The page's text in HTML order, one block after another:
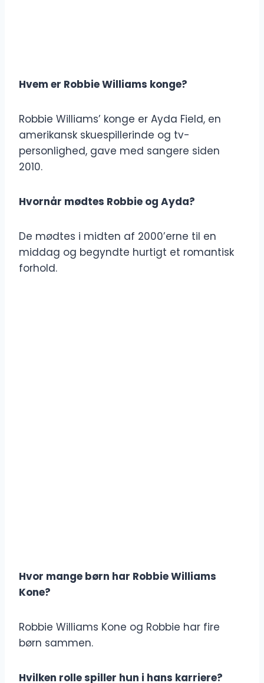
Hvem er Robbie Williams konge?
Robbie Williams’ konge er Ayda Field, en
amerikansk skuespillerinde og tv-
personlighed, gave med sangere siden
2010.
Hvornår mødtes Robbie og Ayda?
De mødtes i midten af ​​2000’erne til en
middag og begyndte hurtigt et romantisk
forhold.
Hvor mange børn har Robbie Williams
Kone?
Robbie Williams Kone og Robbie har fire
børn sammen.
Hvilken rolle spiller hun i hans karriere?